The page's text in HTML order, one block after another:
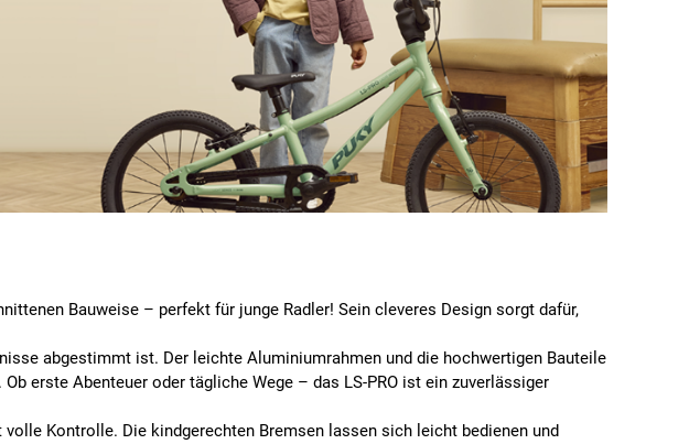
Bauweise – perfekt für junge Radler! Sein cleveres Design sorgt dafür,
abgestimmt ist. Der leichte Aluminiumrahmen und die hochwertigen Bauteile
erste Abenteuer oder tägliche Wege – das LS-PRO ist ein zuverlässiger
Kontrolle. Die kindgerechten Bremsen lassen sich leicht bedienen und